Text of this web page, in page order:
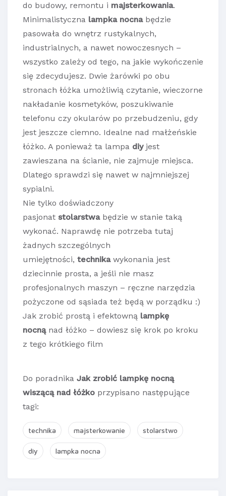
do budowy, remontu i majsterkowania.
Minimalistyczna lampka nocnabędzie
pasowała do wnętrz rustykalnych,
industrialnych, a nawet nowoczesnych –
wszystko zależy od tego, na jakie wykończenie
się zdecydujesz. Dwie żarówki po obu
stronach łóżka umożliwią czytanie, wieczorne
nakładanie kosmetyków, poszukiwanie
telefonu czy okularów po przebudzeniu, gdy
jest jeszcze ciemno. Idealne nad małżeńskie
łóżko. A ponieważ ta lampa diyjest
zawieszana na ścianie, nie zajmuje miejsca.
Dlatego sprawdzi się nawet w najmniejszej
sypialni.
Nie tylko doświadczony
pasjonat stolarstwabędzie w stanie taką
wykonać. Naprawdę nie potrzeba tutaj
żadnych szczególnych
umiejętności, technikawykonania jest
dziecinnie prosta, a jeśli nie masz
profesjonalnych maszyn – ręczne narzędzia
pożyczone od sąsiada też będą w porządku :)
Jak zrobić prostą i efektowną lampkę
nocnąnad łóżko – dowiesz się krok po kroku
z tego krótkiego film
Do poradnika Jak zrobić lampkę nocną
wiszącą nad łóżko przypisano następujące
tagi:
technika majsterkowanie stolarstwo
diy lampka nocna